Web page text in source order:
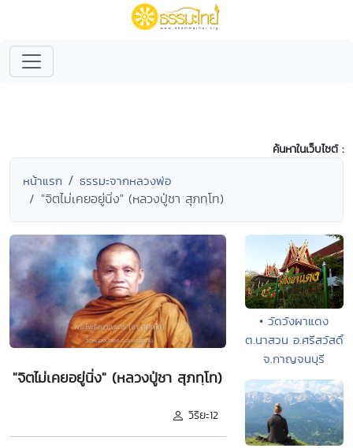
ค้นหาในเว็บไซต์ :
หน้าแรก ธรรมะจากหลวงพ่อ
"จิตไม่เคยอยู่นิ่ง" (หลวงปู่ชา สุภทฺโท)
"จิตไม่เคยอยู่นิ่ง" (หลวงปู่ชา สุภทฺโท)
วิริยะ12
• วัดวังผาแดง
ต.นาสวน อ.ศรีสวัสดิ์
จ.กาญจนบุรี